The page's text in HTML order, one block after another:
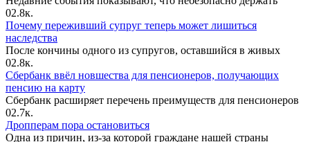
02.8к.
Почему переживший супруг теперь может лишиться
наследства
После кончины одного из супругов, оставшийся в живых
02.8к.
Сбербанк ввёл новшества для пенсионеров, получающих
пенсию на карту
Сбербанк расширяет перечень преимуществ для пенсионеров
02.7к.
Дропперам пора остановиться
Одна из причин, из-за которой граждане нашей страны